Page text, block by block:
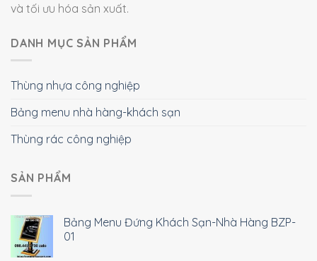
và tối ưu hóa sản xuất.
DANH MỤC SẢN PHẨM
Thùng nhựa công nghiệp
Bảng menu nhà hàng-khách sạn
Thùng rác công nghiệp
SẢN PHẨM
Bảng Menu Đứng Khách Sạn-Nhà Hàng BZP-
01